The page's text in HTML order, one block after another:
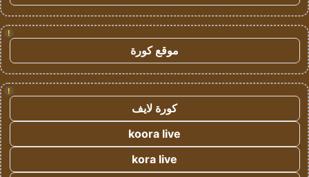
!
موقع كورة
!
كورة لايف
koora live
kora live